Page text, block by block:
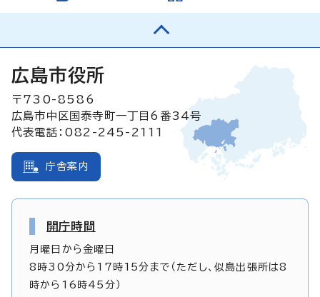
広島市役所
〒730-8586
広島市中区国泰寺町一丁目6番34号
代表電話：082-245-2111
庁舎案内
開庁時間
月曜日から金曜日
8時30分から17時15分まで（ただし、似島出張所は8
時から16時45分）